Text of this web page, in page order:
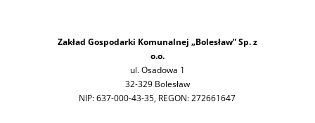
Zakład Gospodarki Komunalnej „Bolesław” Sp. z
o.o.
ul. Osadowa 1
32-329 Bolesław
NIP: 637-000-43-35, REGON: 272661647